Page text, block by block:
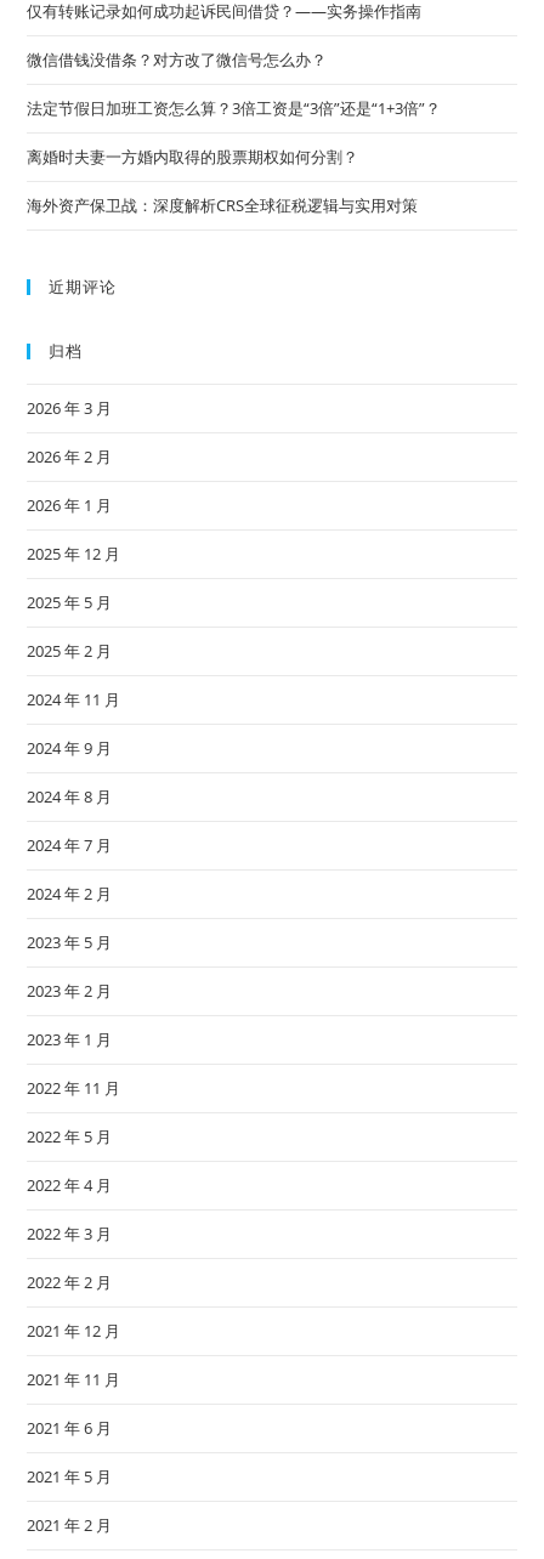
仅有转账记录如何成功起诉民间借贷？——实务操作指南
微信借钱没借条？对方改了微信号怎么办？
法定节假日加班工资怎么算？3倍工资是“3倍”还是“1+3倍”？
离婚时夫妻一方婚内取得的股票期权如何分割？
海外资产保卫战：深度解析CRS全球征税逻辑与实用对策
近期评论
归档
2026 年 3 月
2026 年 2 月
2026 年 1 月
2025 年 12 月
2025 年 5 月
2025 年 2 月
2024 年 11 月
2024 年 9 月
2024 年 8 月
2024 年 7 月
2024 年 2 月
2023 年 5 月
2023 年 2 月
2023 年 1 月
2022 年 11 月
2022 年 5 月
2022 年 4 月
2022 年 3 月
2022 年 2 月
2021 年 12 月
2021 年 11 月
2021 年 6 月
2021 年 5 月
2021 年 2 月